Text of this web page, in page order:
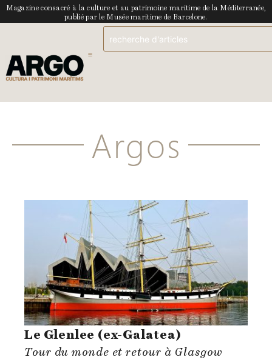
Magazine consacré à la culture et au patrimoine maritime de la Méditerranée,
publié par le Musée maritime de Barcelone.
Argos
Le Glenlee (ex-Galatea)
Tour du monde et retour à Glasgow